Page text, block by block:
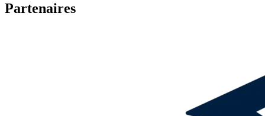
Partenaires